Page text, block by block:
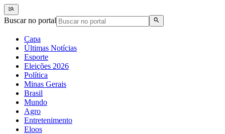
Buscar no portal
Capa
Últimas Notícias
Esporte
Eleições 2026
Política
Minas Gerais
Brasil
Mundo
Agro
Entretenimento
Eloos